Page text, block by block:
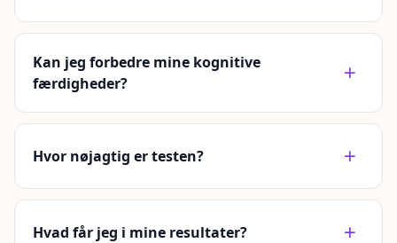
Kan jeg forbedre mine kognitive
færdigheder?
Hvor nøjagtig er testen?
Hvad får jeg i mine resultater?